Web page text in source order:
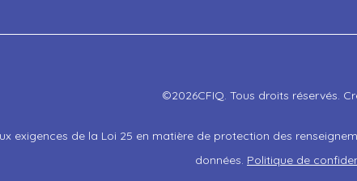
©2026CFIQ. Tous droits réservés.
exigences de la Loi 25 en matière de protection des
données. Politique de